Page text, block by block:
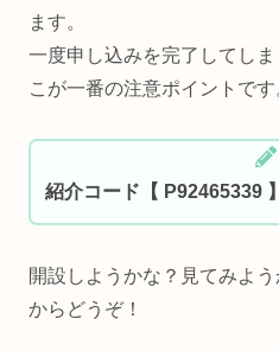
ます。
一度申し込みを完了してし
こが一番の注意ポイントです
紹介コード【 P92465339 】
開設しようかな？見てみよ
からどうぞ！